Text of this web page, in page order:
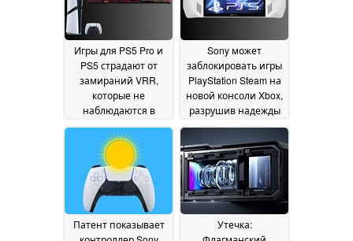
Игры для PS5 Pro и
PS5 страдают от
замираний VRR,
которые не
наблюдаются в
версиях для Xbox30
March 2025
Sony может
заблокировать игры
PlayStation Steam на
новой консоли Xbox,
разрушив надежды
на кросс-
платформенную
систему25 March 2025
Патент показывает
Утечка: